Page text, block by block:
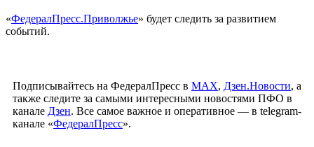
«ФедералПресс.Приволжье» будет следить за развитием
событий.
Подписывайтесь на ФедералПресс в МАХ, Дзен.Новости, а
также следите за самыми интересными новостями ПФО в
канале Дзен. Все самое важное и оперативное — в telegram-
канале «ФедералПресс».